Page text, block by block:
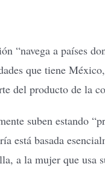
a países
que tiene
del producto de la
suben estando
basada
a la mujer que usa